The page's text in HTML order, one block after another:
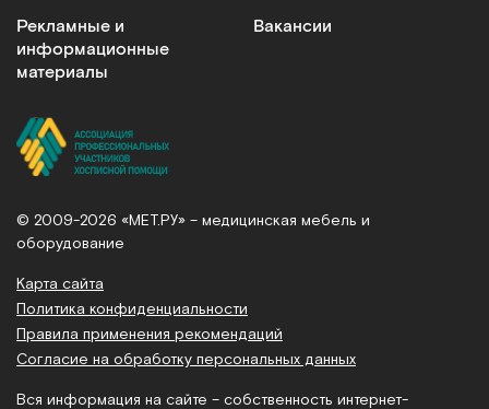
Рекламные и
информационные
материалы
Вакансии
© 2009-2026 «МЕТ.РУ» – медицинская мебель и
оборудование
Карта сайта
Политика конфиденциальности
Правила применения рекомендаций
Согласие на обработку персональных данных
Вся информация на сайте – собственность интернет-